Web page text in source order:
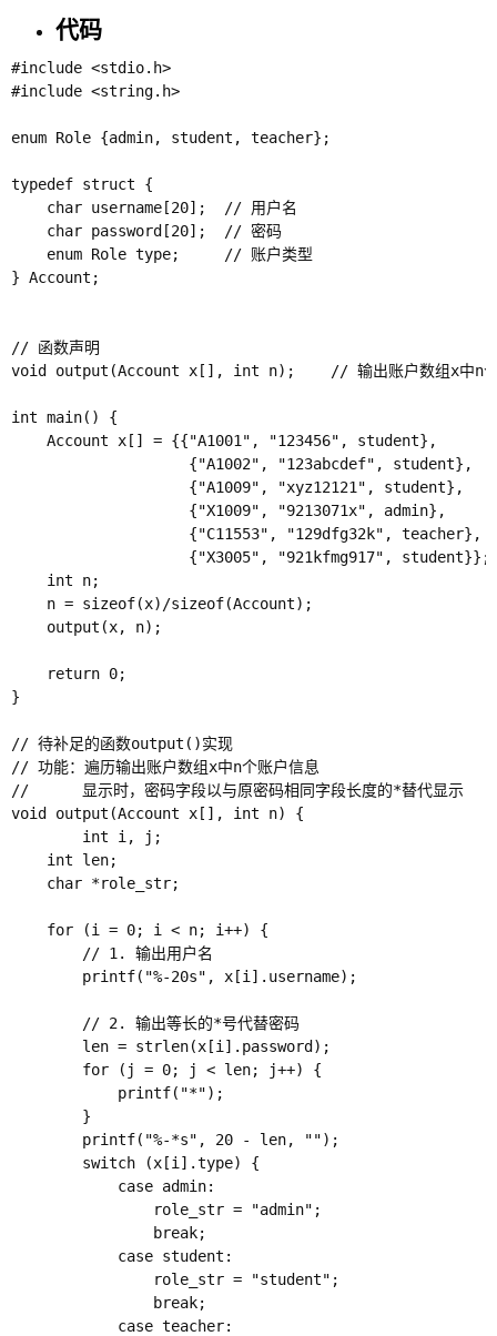
代码
#include <stdio.h>
#include <string.h>
enum Role {admin, student, teacher};
typedef struct {
    char username[20];  // 用户名
    char password[20];  // 密码
    enum Role type;     // 账户类型
} Account;
// 函数声明
void output(Account x[], int n);    // 输出账户数组x中n个账
int main() {
    Account x[] = {{"A1001", "123456", student},
                    {"A1002", "123abcdef", student},
                    {"A1009", "xyz12121", student},
                    {"X1009", "9213071x", admin},
                    {"C11553", "129dfg32k", teacher},
                    {"X3005", "921kfmg917", student}};
    int n;
    n = sizeof(x)/sizeof(Account);
    output(x, n);
    return 0;
}
// 待补足的函数output()实现
// 功能：遍历输出账户数组x中n个账户信息
//      显示时，密码字段以与原密码相同字段长度的*替代显示
void output(Account x[], int n) {
        int i, j;
    int len;
    char *role_str;
    for (i = 0; i < n; i++) {
        // 1. 输出用户名
        printf("%-20s", x[i].username);
        // 2. 输出等长的*号代替密码
        len = strlen(x[i].password);
        for (j = 0; j < len; j++) {
            printf("*");
        }
        printf("%-*s", 20 - len, "");
        switch (x[i].type) {
            case admin:
                role_str = "admin";
                break;
            case student:
                role_str = "student";
                break;
            case teacher: